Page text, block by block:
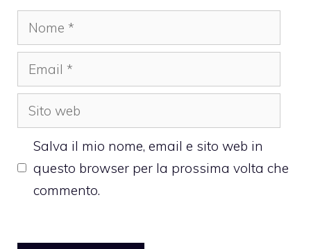
Nome
Email
Sito
web
Salva il mio nome, email e sito web in
questo browser per la prossima volta che
commento.